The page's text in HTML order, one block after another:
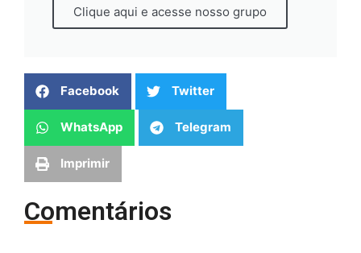
Clique aqui e acesse nosso grupo
Facebook Twitter
WhatsApp Telegram
Imprimir
Comentários